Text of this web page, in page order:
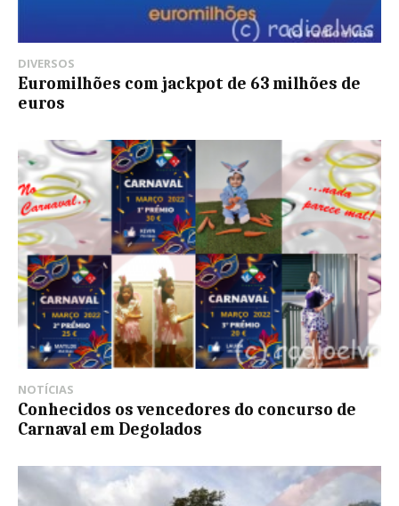
DIVERSOS
Euromilhões com jackpot de 63 milhões de
euros
NOTÍCIAS
Conhecidos os vencedores do concurso de
Carnaval em Degolados